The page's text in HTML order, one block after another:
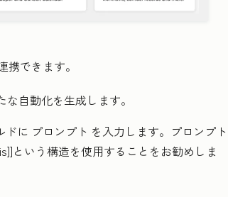
できます。
自動化を生成します。
ドに プロンプト を入力します。プロンプト
]という構造を使用することをお勧めしま